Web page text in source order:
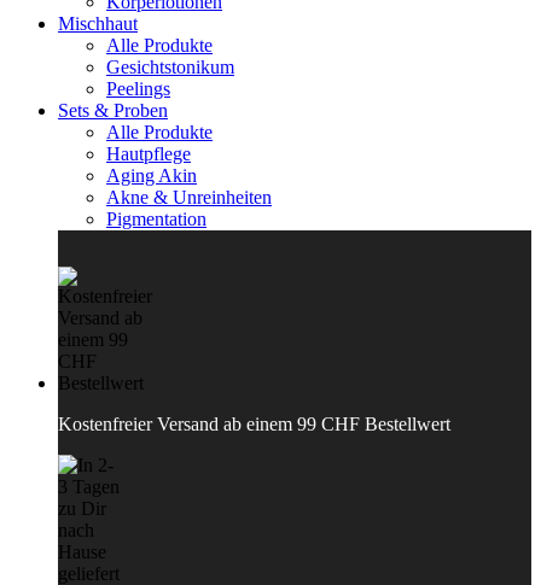
Mischhaut
Alle Produkte
Gesichtstonikum
Peelings
Sets & Proben
Alle Produkte
Hautpflege
Aging Akin
Akne & Unreinheiten
Pigmentation
Kostenfreier Versand ab einem 99 CHF Bestellwert